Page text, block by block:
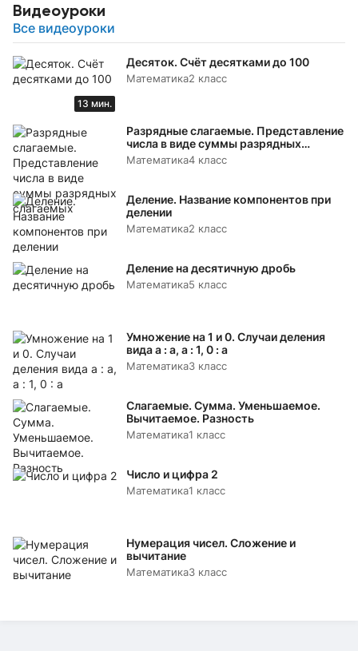
Видеоуроки
Все видеоуроки
13 мин.
Десяток. Счёт десятками до 100
Математика2 класс
Разрядные слагаемые. Представление
числа в виде суммы разрядных
слагаемых
Математика4 класс
Деление. Название компонентов при
делении
Математика2 класс
Деление на десятичную дробь
Математика5 класс
Умножение на 1 и 0. Случаи деления
вида а : а, а : 1, 0 : а
Математика3 класс
Слагаемые. Сумма. Уменьшаемое.
Вычитаемое. Разность
Математика1 класс
Число и цифра 2
Математика1 класс
Нумерация чисел. Сложение и
вычитание
Математика3 класс